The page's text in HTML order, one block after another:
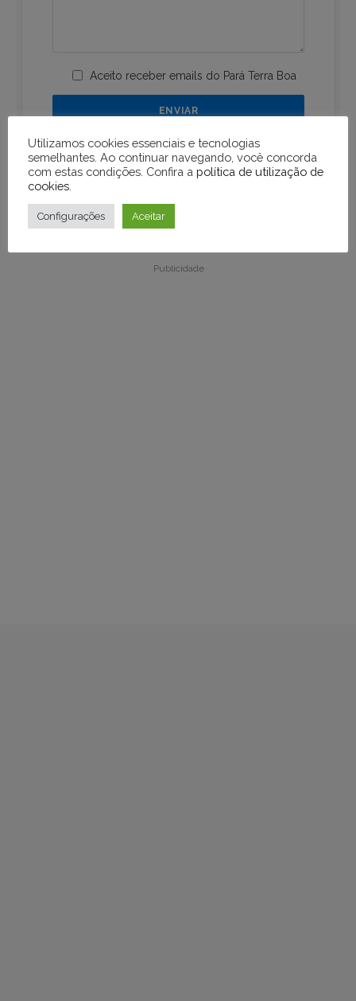
Aceito receber emails do Pará Terra Boa
Publicidade
Publicidade
Utilizamos cookies essenciais e tecnologias
semelhantes. Ao continuar navegando, você concorda
com estas condições. Confira a política de utilização de
cookies
Configurações Aceitar